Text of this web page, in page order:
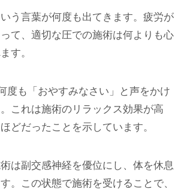
いう言葉が何度も出てきます。疲労が
て、適切な圧での施術は何よりも心
す。
度も「おやすみなさい」と声をかけ
これは施術のリラックス効果が高
どだったことを示しています。
は副交感神経を優位にし、体を休息
。この状態で施術を受けることで、